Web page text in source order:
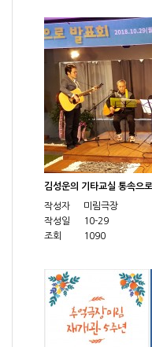
김성운의 기타교실 통속으
작성자
미림극장
작성일
10-29
조회
1090